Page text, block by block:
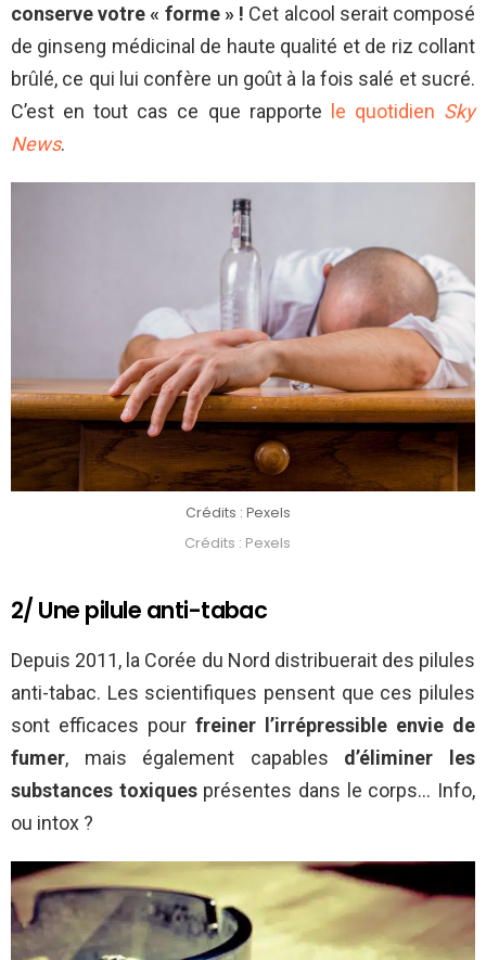
conserve votre « forme » ! Cet alcool serait composé
de ginseng médicinal de haute qualité et de riz collant
brûlé, ce qui lui confère un goût à la fois salé et sucré.
C’est en tout cas ce que rapporte
le quotidien Sky
News.
Crédits : Pexels
Crédits : Pexels
2/ Une pilule anti-tabac
Depuis 2011, la Corée du Nord distribuerait des pilules
anti-tabac. Les scientifiques pensent que ces pilules
sont efficaces pour freiner l’irrépressible envie de
fumer, mais également capables d’éliminer les
substances toxiquesprésentes dans le corps… Info,
ou intox ?